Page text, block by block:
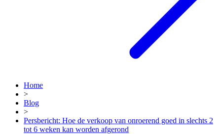
Home
>
Blog
>
Persbericht: Hoe de verkoop van onroerend goed in slechts 2
tot 6 weken kan worden afgerond